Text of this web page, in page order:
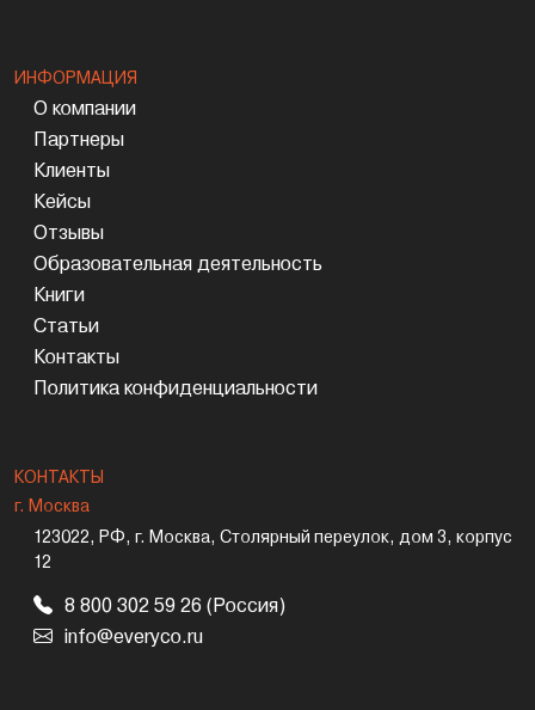
ИНФОРМАЦИЯ
О компании
Партнеры
Клиенты
Кейсы
Отзывы
Образовательная деятельность
Книги
Статьи
Контакты
Политика конфиденциальности
КОНТАКТЫ
г. Москва
123022, РФ, г. Москва, Столярный переулок, дом 3, корпус
12
8 800 302 59 26 (Россия)
info@everyco.ru